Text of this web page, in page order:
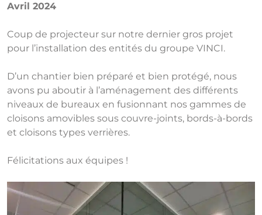
Avril 2024
Coup de projecteur sur notre dernier gros projet
pour l’installation des entités du groupe VINCI.
D’un chantier bien préparé et bien protégé, nous
avons pu aboutir à l’aménagement des différents
niveaux de bureaux en fusionnant nos gammes de
cloisons amovibles sous couvre-joints, bords-à-bords
et cloisons types verrières.
Félicitations aux équipes !